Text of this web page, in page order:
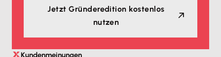
Jetzt Gründeredition kostenlos
nutzen